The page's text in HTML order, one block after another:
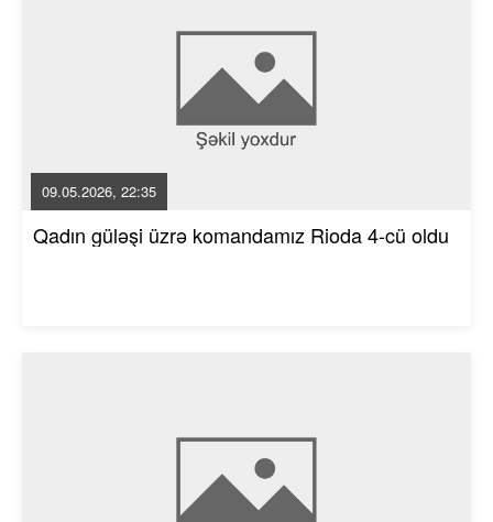
09.05.2026, 22:35
Qadın güləşi üzrə komandamız Rioda 4-cü oldu